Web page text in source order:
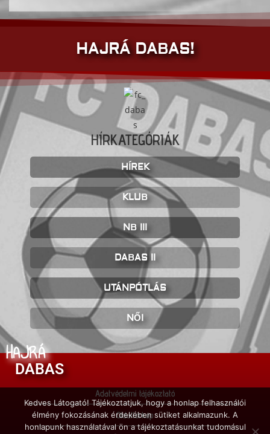
HAJRÁ DABAS!
HÍRKATEGÓRIÁK
HÍREK
KLUB
NB III
DABAS II
UTÁNPÓTLÁS
NŐI
HAJRÁ
DABAS
Adatvédelmi tájékoztató
Oldaltérkép
Kedves Látogató! Tájékoztatjuk, hogy a honlap felhasználói
élmény fokozásának érdekében sütiket alkalmazunk. A
honlapunk használatával ön a tájékoztatásunkat tudomásul